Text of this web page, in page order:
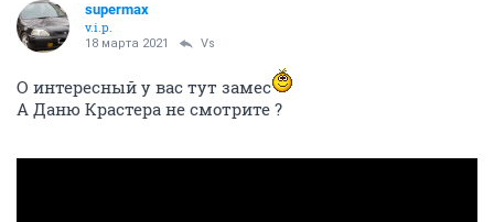
supermax
v.i.p.
18 марта 2021 Vs
О интересный у вас тут замес
А Даню Крастера не смотрите ?